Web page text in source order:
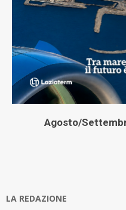
Agosto/
LA REDAZIONE